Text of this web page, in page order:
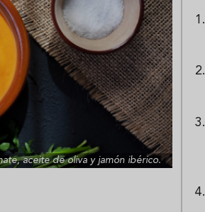
aceite de oliva y jamón ibérico.